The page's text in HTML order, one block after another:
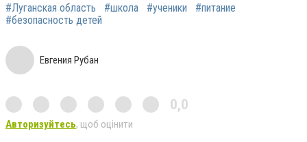
#Луганская область #школа #ученики
#питание
#безопасность детей
Евгения Рубан
0,0
Авторизуйтесь, щоб оцінити